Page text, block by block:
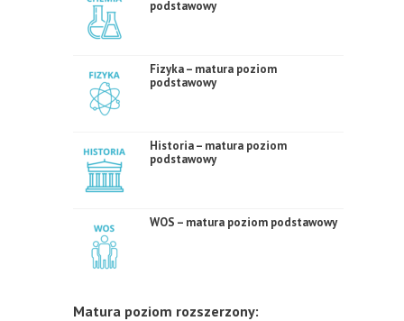
podstawowy
Fizyka – matura poziom
podstawowy
Historia – matura poziom
podstawowy
WOS – matura poziom podstawowy
Matura poziom rozszerzony: